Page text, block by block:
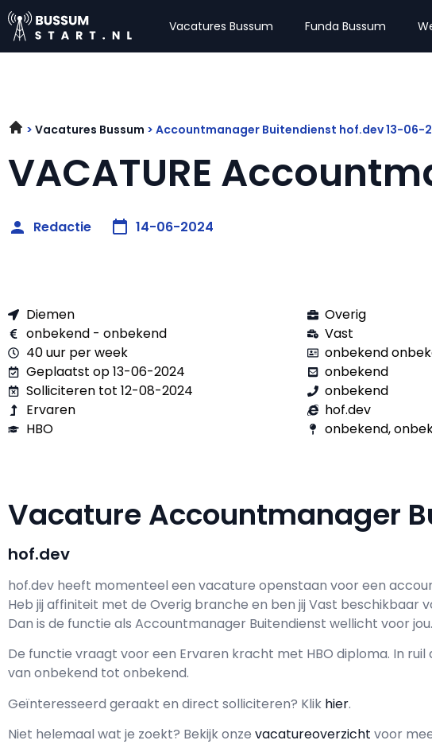
Vacatures Bussum Funda Bussum
Vacatures Bussum Accountmanager Buitendienst hof.dev 13-06-
VACATURE
Redactie 14-06-2024
Diemen
onbekend - onbekend
40 uur per week
Geplaatst op 13-06-2024
Solliciteren tot 12-08-2024
Ervaren
HBO
Overig
Vast
onbekend
onbekend
onbekend
hof.dev
onbekend,
Vacature Accountmanager
hof.dev
hof.dev heeft momenteel een vacature openstaan voor een
Heb jij affiniteit met de Overig branche en ben jij Vast beschikbaar
Dan is de functie als Accountmanager Buitendienst wellicht voor jou.
De functie vraagt voor een Ervaren kracht met HBO diploma. In ruil
van onbekend tot onbekend.
Geïnteresseerd geraakt en direct solliciteren? Klik hier.
Niet helemaal wat je zoekt? Bekijk onze vacatureoverzicht voor